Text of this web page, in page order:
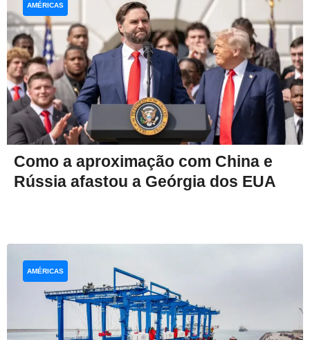
Como a aproximação com China e
Rússia afastou a Geórgia dos EUA
AMÉRICAS
AMÉRICAS